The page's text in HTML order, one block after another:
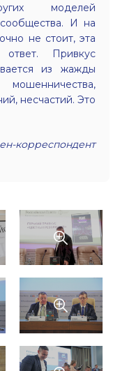
моделей
И на
не стоит, эта
Привкус
из жажды
несчастий. Это
корреспондент